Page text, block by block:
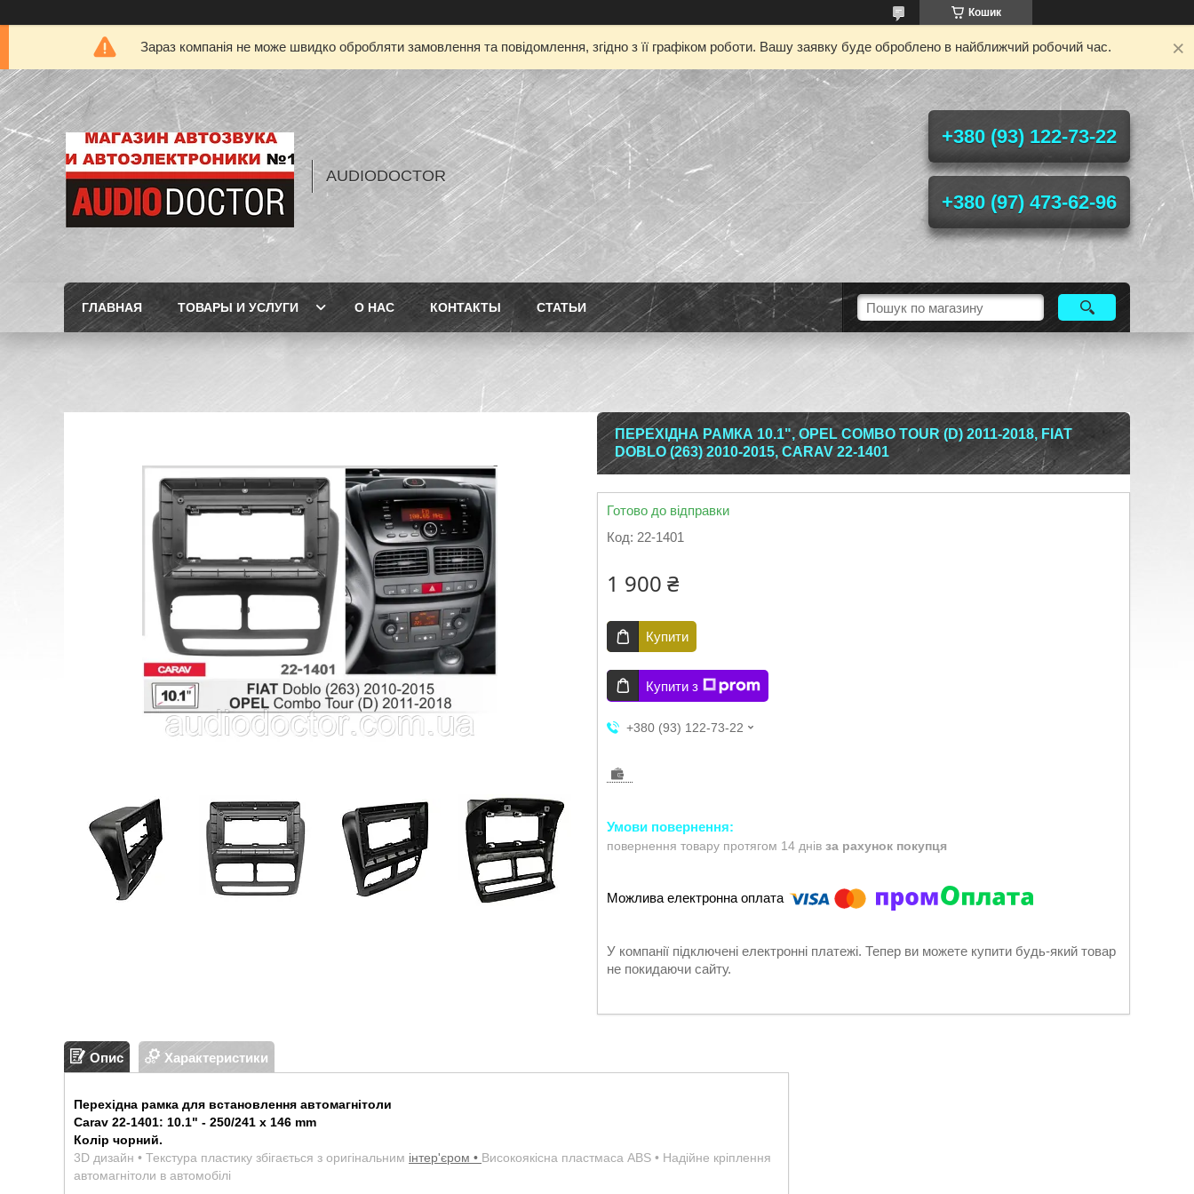
Кошик
Зараз компанія не може швидко обробляти замовлення та повідомлення, згідно з її графіком роботи. Вашу заявку буде оброблено в найближчий робочий час.
AUDIODOCTOR
+380 (93) 122-73-22
+380 (97) 473-62-96
ГЛАВНАЯ ТОВАРЫ И УСЛУГИ О НАС КОНТАКТЫ СТАТЬИ
ПЕРЕХІДНА РАМКА 10.1", OPEL COMBO TOUR (D) 2011-2018, FIAT
DOBLO (263) 2010-2015, CARAV 22-1401
Готово до відправки
Код: 22-1401
1 900 ₴
Купити
Купити з
+380 (93) 122-73-22
повернення товару протягом 14 днів за рахунок покупця
У компанії підключені електронні платежі. Тепер ви можете купити будь-який товар
не покидаючи сайту.
Опис Характеристики
Перехідна рамка для встановлення автомагнітоли
Carav 22-1401: 10.1" - 250/241 x 146 mm
Колір чорний.
3D дизайн • Текстура пластику збігається з оригінальним інтер'єром • Високоякісна пластмаса ABS • Надійне кріплення
автомагнітоли в автомобілі